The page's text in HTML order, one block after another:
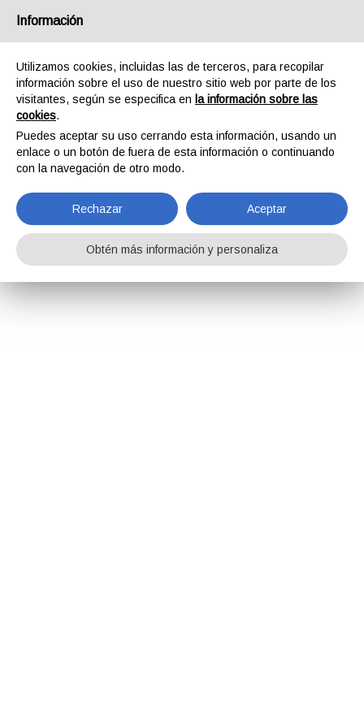
Información
Utilizamos cookies, incluidas las de terceros, para recopilar
información sobre el uso de nuestro sitio web por parte de los
visitantes, según se especifica en la información sobre las
cookies.
Puedes aceptar su uso cerrando esta información, usando un
enlace o un botón de fuera de esta información o continuando
con la navegación de otro modo.
Rechazar Aceptar
Obtén más información y personaliza